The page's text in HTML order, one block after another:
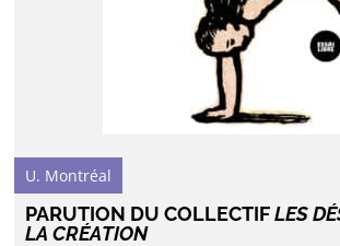
U. Montréal
PARUTION DU COLLECTIFLES
LA CRÉATION